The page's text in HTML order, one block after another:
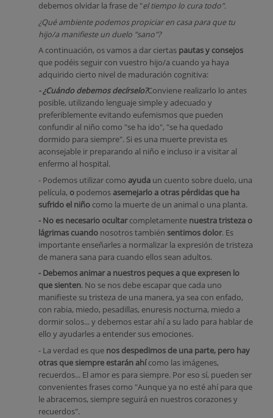
debemos olvidar la frase de "el tiempo lo cura todo".
¿Qué ambiente podemos propiciar en casa para que tu
hijo/a manifieste un duelo "sano"?
A continuación, os vamos a dar ciertas pautas y consejos
que podéis seguir con vuestro hijo/a cuando ya haya
adquirido cierto nivel de maduración cognitiva:
- ¿Cuándo debemos decírselo?Conviene realizarlo lo antes
posible, utilizando lenguaje simple y adecuado y
preferiblemente evitando eufemismos que pueden
confundir al niño como "se ha ido", "se ha quedado
dormido para siempre". Si es una muerte prevista es
aconsejable ir preparando al niño e incluso ir a visitar al
enfermo al hospital.
- Podemos utilizar como ayuda un cuento sobre duelo, una
película, o podemosasemejarlo a otras pérdidas que ha
sufrido el niño como la muerte de un animal o una planta.
- No es necesario ocultarcompletamente nuestra tristeza o
lágrimas cuando nosotros también sentimos dolor. Es
importante enseñarles a normalizar la expresión de tristeza
de manera sana para cuando ellos sean adultos.
- Debemos animar a nuestros peques a que expresen lo
que sienten. No se nos debe escapar que cada uno
manifieste su tristeza de una manera, ya sea con enfado,
con rabia, miedo, pesadillas, enuresis nocturna, miedo a
dormir solos... y debemos estar ahí a su lado para hablar de
ello y ayudarles a entender sus emociones.
- La verdad es que nos despedimos de una parte, pero hay
otras que siempre estarán ahícomo las imágenes,
recuerdos... El amor es para siempre. Por eso sí, pueden ser
convenientes frases como "Aunque ya no esté ahí para que
le abracemos, siempre seguirá en nuestros corazones y
recuerdos".